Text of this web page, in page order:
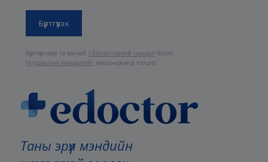
Таны эрүүл мэндийн
Бүртгүүлснээр та манайҮйлчилгээний нөхцөл болон
Нууцлалын нөхцөлийг зөвшөөрсөнд тооцно.